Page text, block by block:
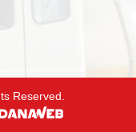
Reserved.